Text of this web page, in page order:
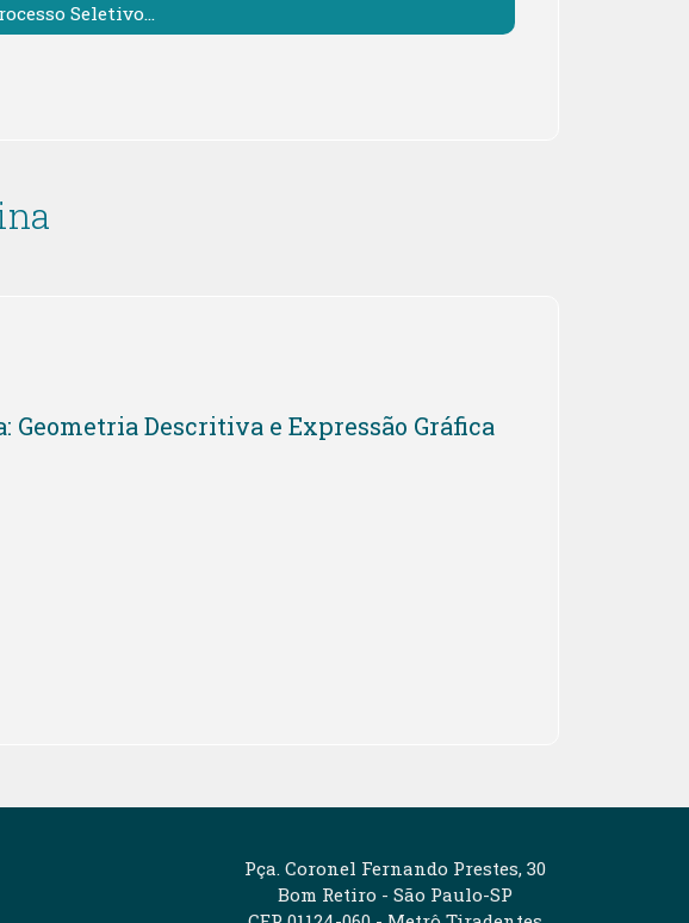
Seletivo...
Geometria Descritiva e Expressão Gráfica
Pça. Coronel Fernando Prestes, 30
Bom Retiro - São Paulo-SP